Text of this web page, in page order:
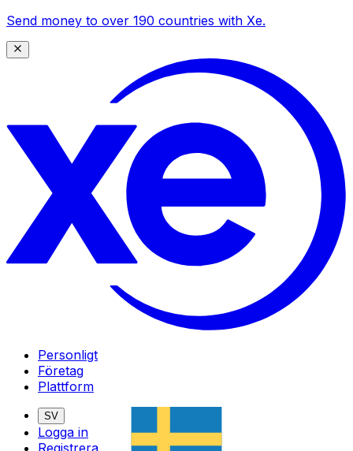
Send money to over 190 countries with Xe.
Personligt
Företag
Plattform
SV
Logga in